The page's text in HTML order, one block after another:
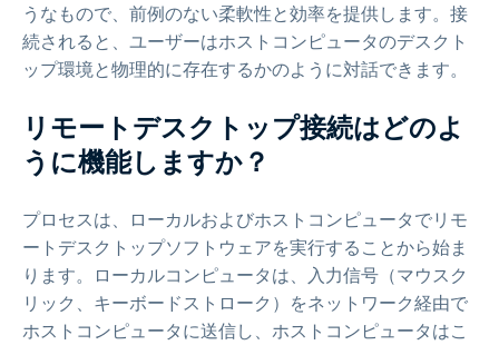
うなもので、前例のない柔軟性と効率を提供します。接
続されると、ユーザーはホストコンピュータのデスクト
ップ環境と物理的に存在するかのように対話できます。
リモートデスクトップ接続はどのよ
うに機能しますか？
プロセスは、ローカルおよびホストコンピュータでリモ
ートデスクトップソフトウェアを実行することから始ま
ります。ローカルコンピュータは、入力信号（マウスク
リック、キーボードストローク）をネットワーク経由で
ホストコンピュータに送信し、ホストコンピュータはこ